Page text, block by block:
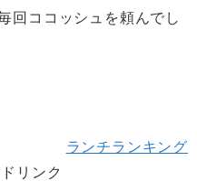
回ココッシュを頼んでし
ランチランキング
リンク